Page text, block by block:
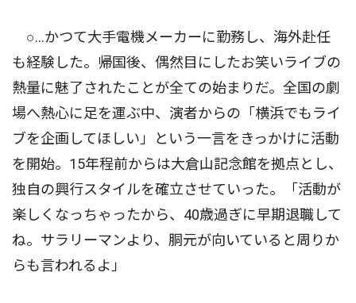
○…かつて大手電機メーカーに勤務し、海外赴任
も経験した。帰国後、偶然目にしたお笑いライブの
熱量に魅了されたことが全ての始まりだ。全国の劇
場へ熱心に足を運ぶ中、演者からの「横浜でもライ
ブを企画してほしい」という一言をきっかけに活動
を開始。15年程前からは大倉山記念館を拠点とし、
独自の興行スタイルを確立させていった。「活動が
楽しくなっちゃったから、40歳過ぎに早期退職して
ね。サラリーマンより、胴元が向いていると周りか
らも言われるよ」